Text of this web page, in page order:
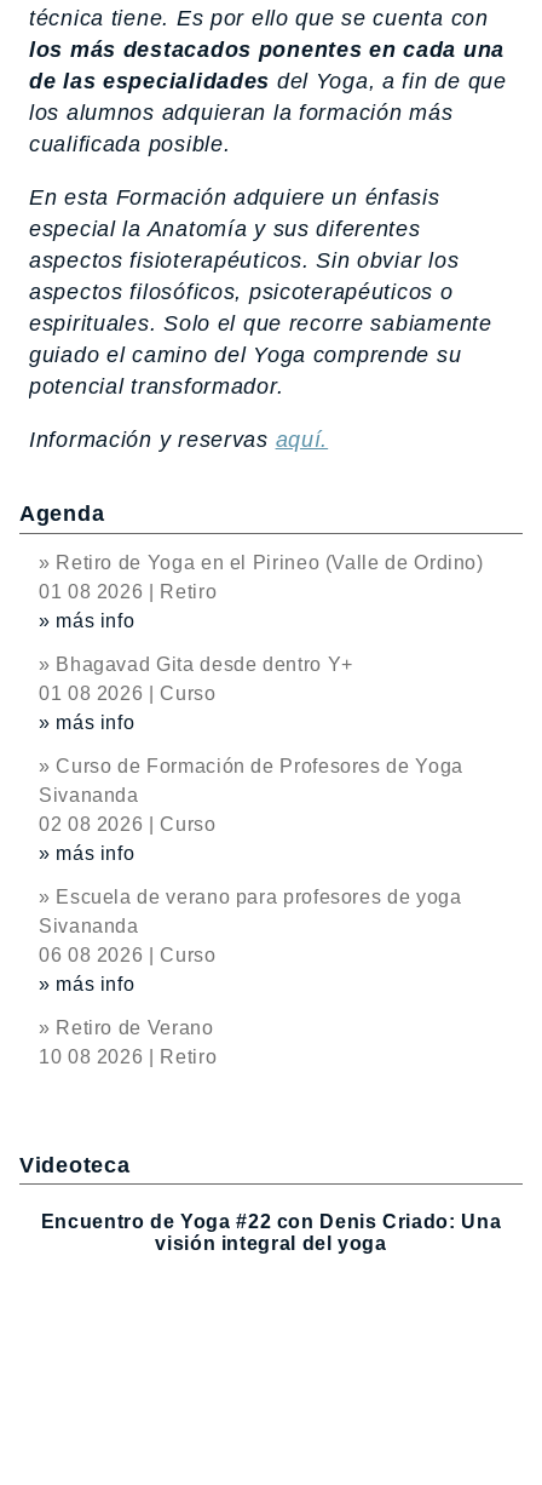
técnica tiene. Es por ello que se cuenta con
los más destacados ponentes en cada una
de las especialidades del Yoga, a fin de que
los alumnos adquieran la formación más
cualificada posible.
En esta Formación adquiere un énfasis
especial la Anatomía y sus diferentes
aspectos fisioterapéuticos. Sin obviar los
aspectos filosóficos, psicoterapéuticos o
espirituales. Solo el que recorre sabiamente
guiado el camino del Yoga comprende su
potencial transformador.
Información y reservas aquí.
Agenda
» Retiro de Yoga en el Pirineo (Valle de Ordino)
01 08 2026 | Retiro
» más info
» Bhagavad Gita desde dentro Y+
01 08 2026 | Curso
» más info
» Curso de Formación de Profesores de Yoga
Sivananda
02 08 2026 | Curso
» más info
» Escuela de verano para profesores de yoga
Sivananda
06 08 2026 | Curso
» más info
» Retiro de Verano
10 08 2026 | Retiro
Videoteca
Encuentro de Yoga #22 con Denis Criado: Una
visión integral del yoga